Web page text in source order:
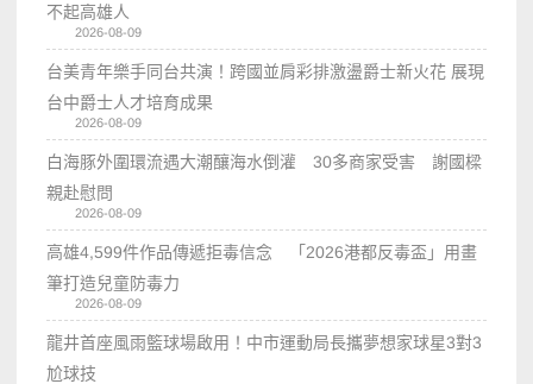
不起高雄人
2026-08-09
台美青年樂手同台共演！跨國並肩彩排激盪爵士新火花 展現
台中爵士人才培育成果
2026-08-09
白海豚外圍環流遇大潮釀海水倒灌 30多商家受害 謝國樑
親赴慰問
2026-08-09
高雄4,599件作品傳遞拒毒信念 「2026港都反毒盃」用畫
筆打造兒童防毒力
2026-08-09
龍井首座風雨籃球場啟用！中市運動局長攜夢想家球星3對3
尬球技